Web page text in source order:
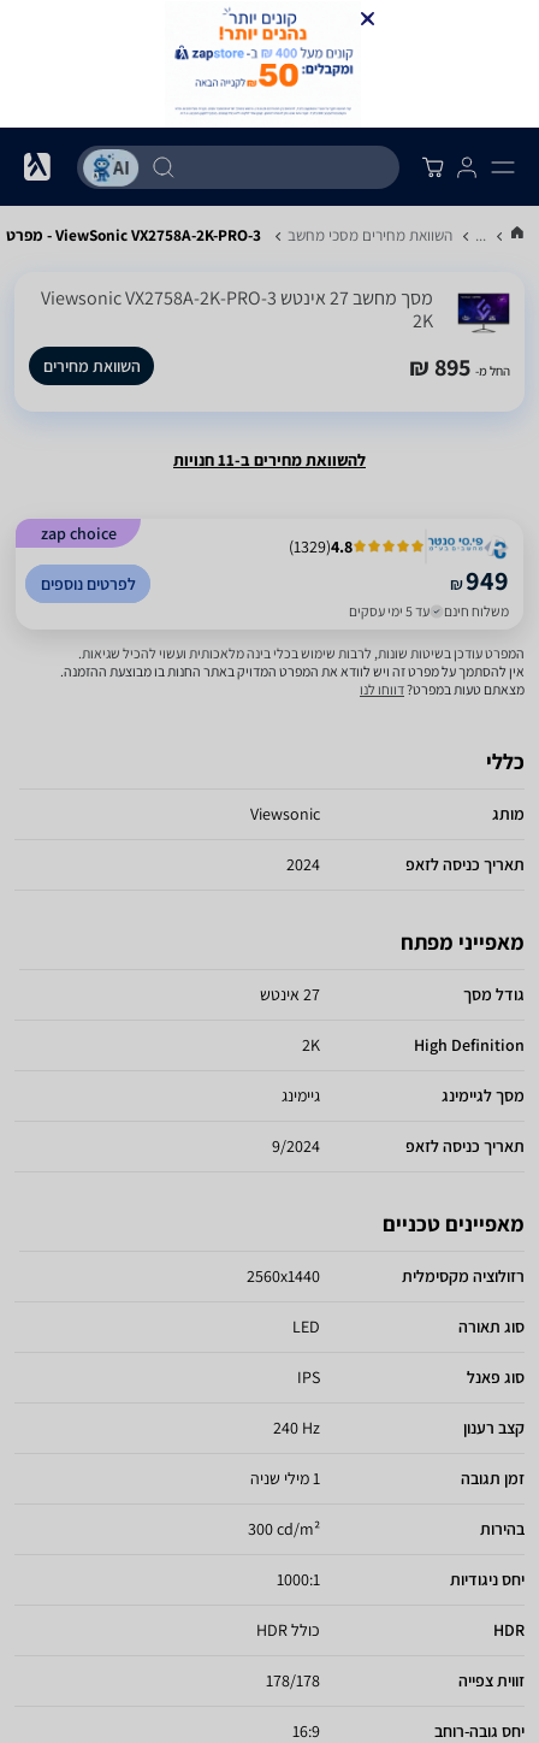
... השוואת מחירים מסכי מחשב ViewSonic VX2758A-2K-PRO-3 - מפרט
מסך מחשב ‏27 ‏אינטש Viewsonic VX2758A-2K-PRO-3
2K
החל מ- 895 ₪ השוואת מחירים
להשוואת מחירים ב-11 חנויות
zap choice
4.8
(
1329
)
₪949
משלוח חינם עד 5 ימי עסקים
לפרטים נוספים
המפרט עודכן בשיטות שונות, לרבות שימוש בכלי בינה מלאכותית ועשוי להכיל שגיאות.
אין להסתמך על מפרט זה ויש לוודא את המפרט המדויק באתר החנות בו מבוצעת ההזמנה.
מצאתם טעות במפרט?דווחו לנו
כללי
מותג Viewsonic
תאריך כניסה לזאפ 2024
מאפייני מפתח
גודל מסך 27 אינטש
High Definition
2K
מסך לגיימינג גיימינג
תאריך כניסה לזאפ 9/2024
מאפיינים טכניים
רזולוציה מקסימלית 2560x1440
סוג תאורה LED
סוג פאנל IPS
קצב רענון 240 Hz
זמן תגובה 1 מילי שניה
בהירות 300 cd/m²
יחס ניגודיות 1000:1
HDR כולל HDR
זווית צפייה 178/178
יחס גובה-רוחב 16:9